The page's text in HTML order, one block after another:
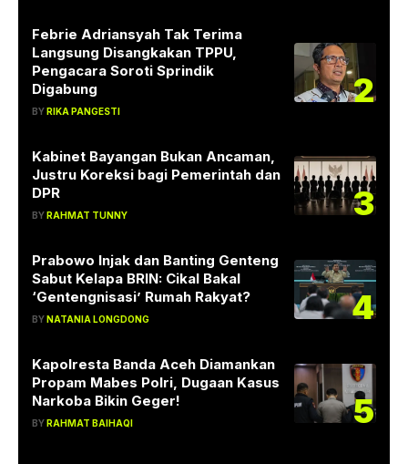
Febrie Adriansyah Tak Terima
Langsung Disangkakan TPPU,
Pengacara Soroti Sprindik
Digabung
BYRIKA PANGESTI
2
Kabinet Bayangan Bukan Ancaman,
Justru Koreksi bagi Pemerintah dan
DPR
BYRAHMAT TUNNY 3
Prabowo Injak dan Banting Genteng
Sabut Kelapa BRIN: Cikal Bakal
‘Gentengnisasi’ Rumah Rakyat?
BYNATANIA LONGDONG 4
Kapolresta Banda Aceh Diamankan
Propam Mabes Polri, Dugaan Kasus
Narkoba Bikin Geger!
BYRAHMAT BAIHAQI 5